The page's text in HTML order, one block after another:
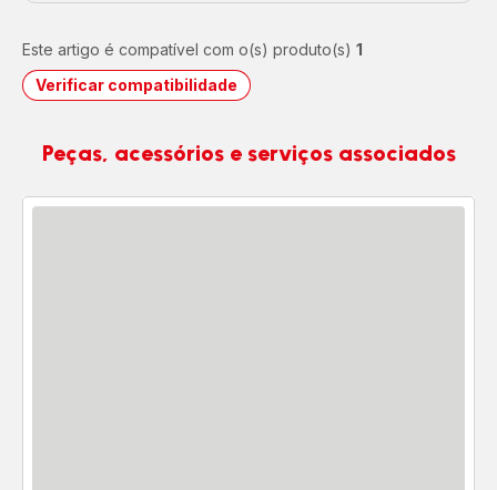
Este artigo é compatível com o(s) produto(s) 1
Verificar compatibilidade
Peças, acessórios e serviços associados